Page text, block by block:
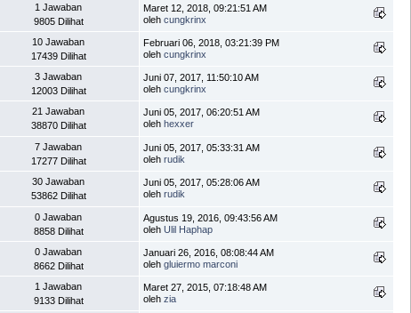
1 Jawaban
9805 Dilihat
Maret 12, 2018, 09:21:51 AM
oleh cungkrinx
10 Jawaban
17439 Dilihat
Februari 06, 2018, 03:21:39 PM
oleh cungkrinx
3 Jawaban
12003 Dilihat
Juni 07, 2017, 11:50:10 AM
oleh cungkrinx
21 Jawaban
38870 Dilihat
Juni 05, 2017, 06:20:51 AM
oleh hexxer
7 Jawaban
17277 Dilihat
Juni 05, 2017, 05:33:31 AM
oleh rudik
30 Jawaban
53862 Dilihat
Juni 05, 2017, 05:28:06 AM
oleh rudik
0 Jawaban
8858 Dilihat
Agustus 19, 2016, 09:43:56 AM
oleh Ulil Haphap
0 Jawaban
8662 Dilihat
Januari 26, 2016, 08:08:44 AM
oleh gluiermo marconi
1 Jawaban
9133 Dilihat
Maret 27, 2015, 07:18:48 AM
oleh zia